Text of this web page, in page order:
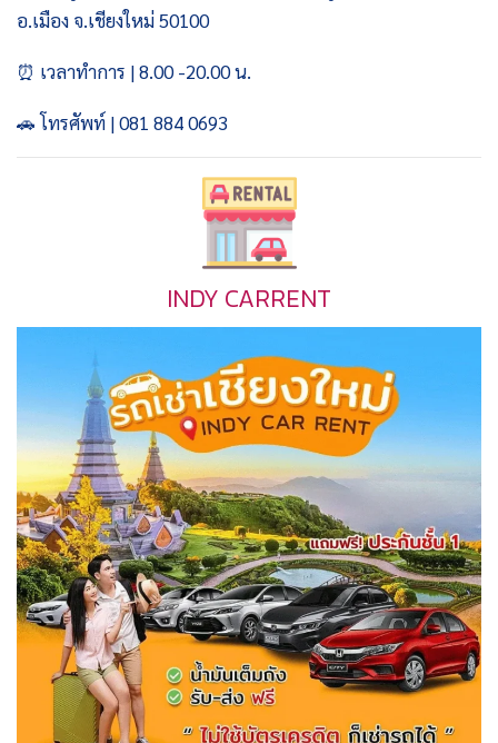
อ.เมือง จ.เชียงใหม่ 50100
⏰ เวลาทำการ | 8.00 -20.00 น.
🚗 โทรศัพท์ | 081 884 0693
INDY CARRENT